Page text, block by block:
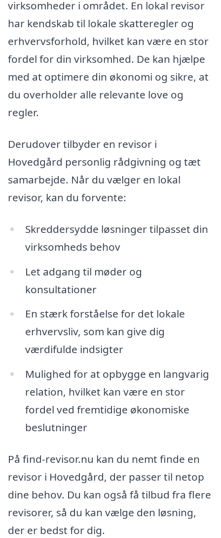
virksomheder i området. En lokal revisor
har kendskab til lokale skatteregler og
erhvervsforhold, hvilket kan være en stor
fordel for din virksomhed. De kan hjælpe
med at optimere din økonomi og sikre, at
du overholder alle relevante love og
regler.
Derudover tilbyder en revisor i
Hovedgård personlig rådgivning og tæt
samarbejde. Når du vælger en lokal
revisor, kan du forvente:
Skreddersydde løsninger tilpasset din
virksomheds behov
Let adgang til møder og
konsultationer
En stærk forståelse for det lokale
erhvervsliv, som kan give dig
værdifulde indsigter
Mulighed for at opbygge en langvarig
relation, hvilket kan være en stor
fordel ved fremtidige økonomiske
beslutninger
På find-revisor.nu kan du nemt finde en
revisor i Hovedgård, der passer til netop
dine behov. Du kan også få tilbud fra flere
revisorer, så du kan vælge den løsning,
der er bedst for dig.